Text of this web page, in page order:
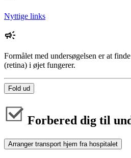
Nyttige links
Formålet med undersøgelsen er at
(retina) i øjet fungerer.
Fold ud
Forbered dig til
Arranger transport hjem fra hospitalet